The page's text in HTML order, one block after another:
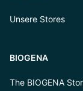
Unsere Stores
BIOGENA
The BIOGENA